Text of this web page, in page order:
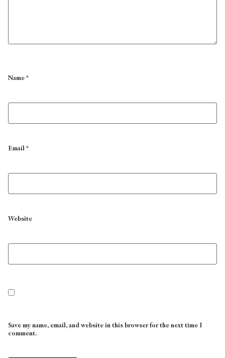
Name*
Email*
Website
Save my name, email, and website in this browser for the next time I
comment.